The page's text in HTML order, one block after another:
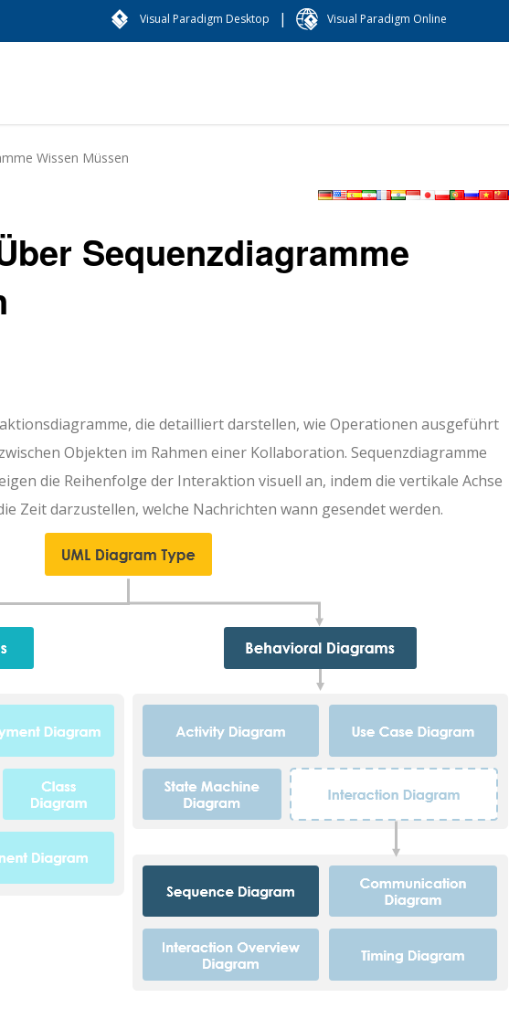
Visual Paradigm Desktop | Visual Paradigm Online
Wissen Müssen
Sequenzdiagramme
die detailliert darstellen, wie Operationen ausgeführt
Objekten im Rahmen einer Kollaboration. Sequenzdiagramme
die Reihenfolge der Interaktion visuell an, indem die vertikale Achse
Zeit darzustellen, welche Nachrichten wann gesendet werden.